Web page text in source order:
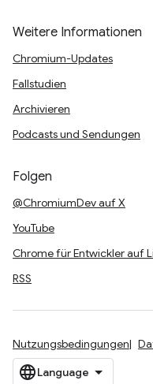
Weitere Informationen
Chromium-Updates
Fallstudien
Archivieren
Podcasts und Sendungen
Folgen
@ChromiumDev auf X
YouTube
Chrome für Entwickler auf
RSS
Nutzungsbedingungen